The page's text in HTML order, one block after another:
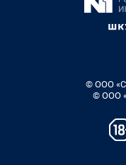
© ООО
© ООО